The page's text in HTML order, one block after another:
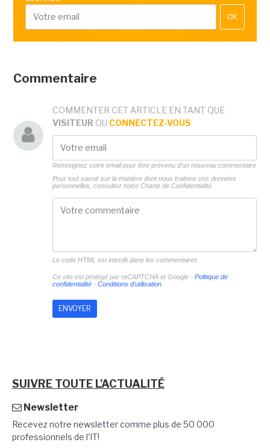
OK
Commentaire
COMMENTER CET ARTICLE EN TANT QUE
VISITEUR OU CONNECTEZ-VOUS
Renseignez votre email pour être prévenu d'un nouveau commentaire
Pour tout savoir sur la manière dont nous traitons vos données
personnelles, consultez notre Charte de Confidentialité.
Le code HTML est interdit dans les commentaires
Ce site est protégé par reCAPTCHA et Google - Politique de
confidentialité- Conditions d'utilisation
SUIVRE TOUTE L'ACTUALITÉ
Newsletter
Recevez notre newsletter comme plus de 50 000
professionnels de l'IT!